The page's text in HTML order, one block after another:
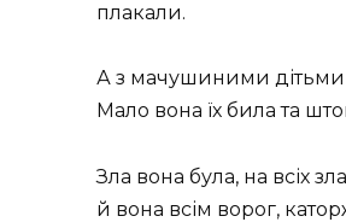
плакали.
А з мачушиними
Мало вона їх била та
Зла вона була, на всіх
й вона всім ворог,